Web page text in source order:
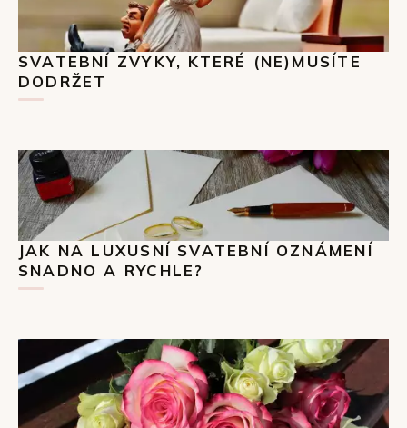
SVATEBNÍ ZVYKY, KTERÉ (NE)MUSÍTE
DODRŽET
JAK NA LUXUSNÍ SVATEBNÍ OZNÁMENÍ
SNADNO A RYCHLE?